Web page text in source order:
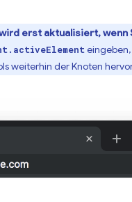
erst aktualisiert, wenn
weiterhin der Knoten